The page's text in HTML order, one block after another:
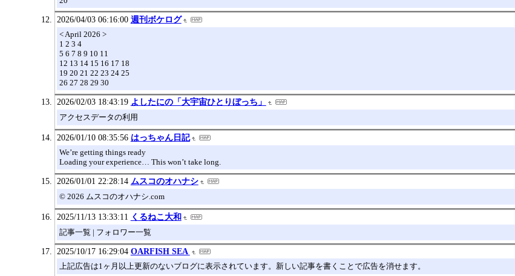
2026/04/03 06:16:00 週刊ボケログ
< April 2026 >
1 2 3 4
5 6 7 8 9 10 11
12 13 14 15 16 17 18
19 20 21 22 23 24 25
26 27 28 29 30
2026/02/03 18:43:19 よしたにの「大宇宙ひとりぼっち」
アクセスデータの利用
2026/01/10 08:35:56 はっちゃん日記
We’re getting things ready
Loading your experience… This won’t take long.
2026/01/01 22:28:14 ムスコのオハナシ
© 2026 ムスコのオハナシ.com
2025/11/13 13:33:11 くるねこ大和
記事一覧 | フォロワー一覧
2025/10/17 16:29:04 OARFISH SEA
上記広告は1ヶ月以上更新のないブログに表示されています。新しい記事を書くことで広告を消せます。